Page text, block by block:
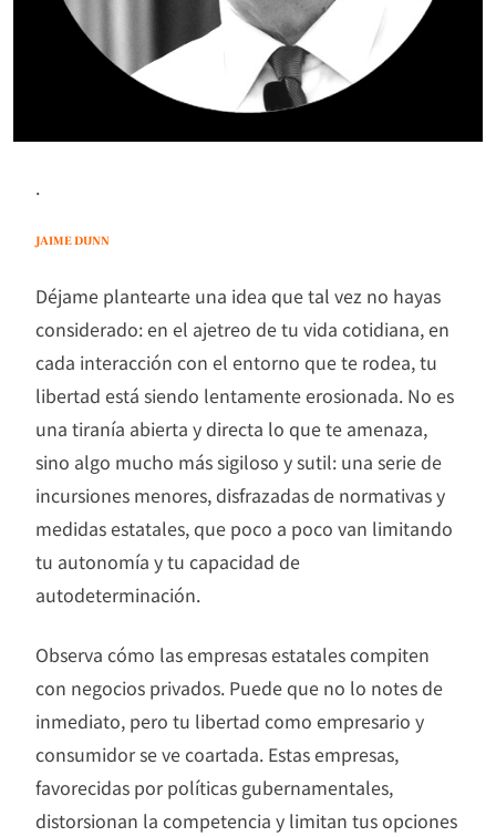
.
JAIME DUNN
Déjame plantearte una idea que tal vez no hayas
considerado: en el ajetreo de tu vida cotidiana, en
cada interacción con el entorno que te rodea, tu
libertad está siendo lentamente erosionada. No es
una tiranía abierta y directa lo que te amenaza,
sino algo mucho más sigiloso y sutil: una serie de
incursiones menores, disfrazadas de normativas y
medidas estatales, que poco a poco van limitando
tu autonomía y tu capacidad de
autodeterminación.
Observa cómo las empresas estatales compiten
con negocios privados. Puede que no lo notes de
inmediato, pero tu libertad como empresario y
consumidor se ve coartada. Estas empresas,
favorecidas por políticas gubernamentales,
distorsionan la competencia y limitan tus opciones